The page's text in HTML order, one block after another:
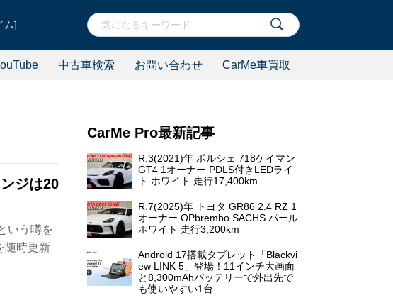
ム]
中古車検索 お問い合わせ CarMe車買取
ジは20
いう噂を
随時更新
CarMe Pro最新記事
R.3(2021)年 ポルシェ 718ケイマン
GT4 1オーナー PDLS付きLEDライ
ト ホワイト 走行17,400km
R.7(2025)年 トヨタ GR86 2.4 RZ 1
オーナー OPbrembo SACHS パール
ホワイト 走行3,200km
Android 17搭載タブレット「Blackvi
ew LINK 5」登場！11インチ大画面
と8,300mAhバッテリーで外出先で
も使いやすい1台